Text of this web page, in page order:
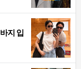
지 입